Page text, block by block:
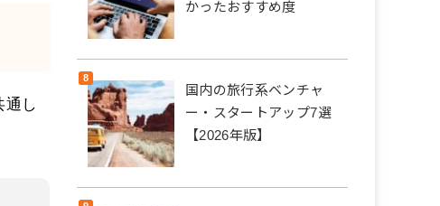
通し
かったおすすめ度
国内の旅行系ベンチャ
ー・スタートアップ7選
【2026年版】